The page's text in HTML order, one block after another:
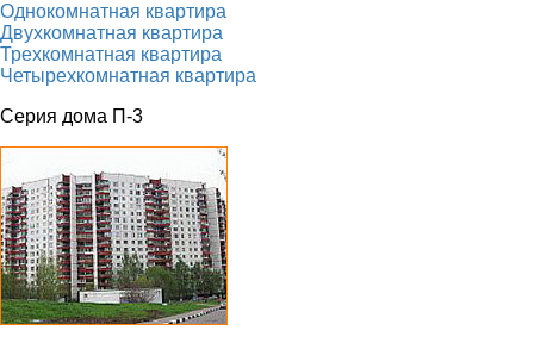
Однокомнатная квартира
Двухкомнатная квартира
Трехкомнатная квартира
Четырехкомнатная квартира
Серия дома П-3